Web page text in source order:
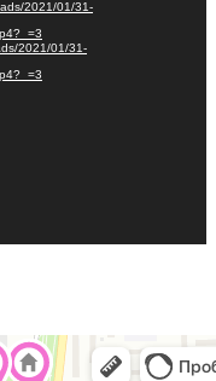
2021/01/31-
2021/01/31-